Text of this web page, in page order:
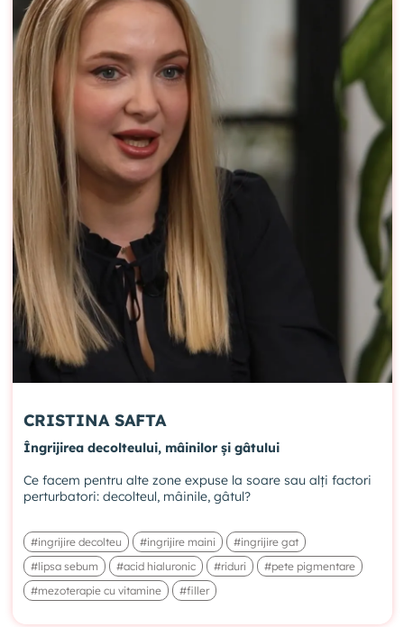
CRISTINA SAFTA
Îngrijirea decolteului, mâinilor și gâtului
Ce facem pentru alte zone expuse la soare sau alți factori
perturbatori: decolteul, mâinile, gâtul?
#ingrijire decolteu #ingrijire maini
#ingrijire gat
#lipsa sebum
#acid hialuronic #riduri
#pete pigmentare
#mezoterapie cu vitamine
#filler